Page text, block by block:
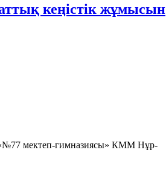
кеңістік жұмысын
«№77 мектеп-гимназиясы» КММ Нұр-